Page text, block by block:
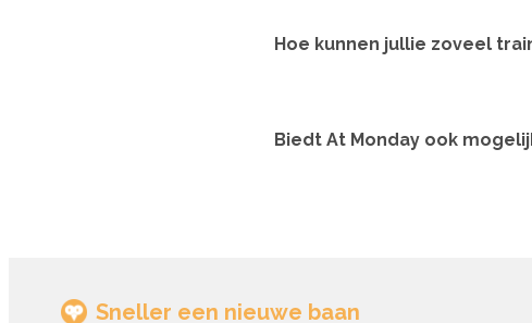
Hoe kunnen jullie zoveel
Biedt At Monday ook
Sneller een nieuwe baan